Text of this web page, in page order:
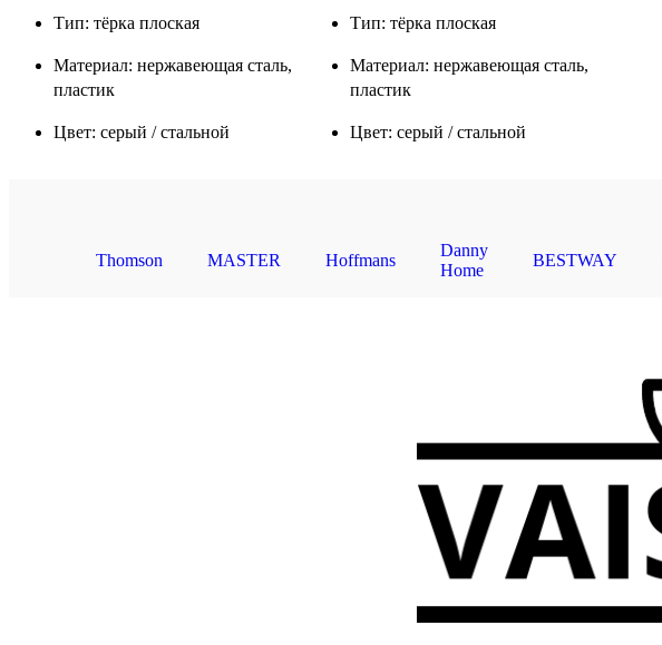
Тип: тёрка плоская
Материал: нержавеющая сталь,
пластик
Цвет: серый / стальной
Тип: тёрка плоская
Материал: нержавеющая сталь,
пластик
Цвет: серый / стальной
Dannyhome Vaisselle Simax Vinzer Vitesse BerlingerHaus